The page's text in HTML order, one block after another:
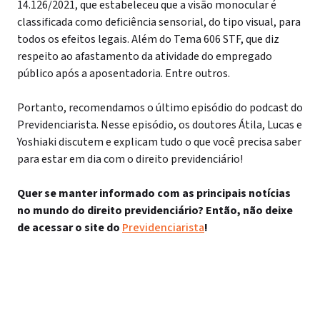
14.126/2021, que estabeleceu que a visão monocular é
classificada como deficiência sensorial, do tipo visual, para
todos os efeitos legais. Além do Tema 606 STF, que diz
respeito ao afastamento da atividade do empregado
público após a aposentadoria. Entre outros.
Portanto, recomendamos o último episódio do podcast do
Previdenciarista. Nesse episódio, os doutores Átila, Lucas e
Yoshiaki discutem e explicam tudo o que você precisa saber
para estar em dia com o direito previdenciário!
Quer se manter informado com as principais notícias
no mundo do direito previdenciário? Então, não deixe
de acessar o site do Previdenciarista!